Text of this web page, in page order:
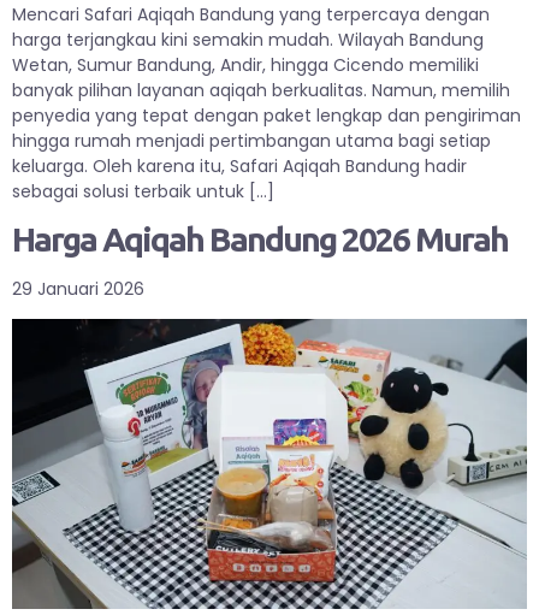
Mencari Safari Aqiqah Bandung yang terpercaya dengan
harga terjangkau kini semakin mudah. Wilayah Bandung
Wetan, Sumur Bandung, Andir, hingga Cicendo memiliki
banyak pilihan layanan aqiqah berkualitas. Namun, memilih
penyedia yang tepat dengan paket lengkap dan pengiriman
hingga rumah menjadi pertimbangan utama bagi setiap
keluarga. Oleh karena itu, Safari Aqiqah Bandung hadir
sebagai solusi terbaik untuk […]
Harga Aqiqah Bandung 2026 Murah
29 Januari 2026